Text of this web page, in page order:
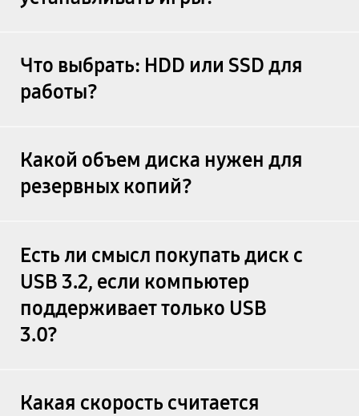
Что выбрать: HDD или SSD для
работы?
Какой объем диска нужен для
резервных копий?
Есть ли смысл покупать диск с
USB 3.2, если компьютер
поддерживает только USB
3.0?
Какая скорость считается